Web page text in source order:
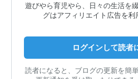
遊びやら育児やら、日々の生活を
グはアフィリエイト広告を利
ログインして読者
読者になると、ブログの更新を簡